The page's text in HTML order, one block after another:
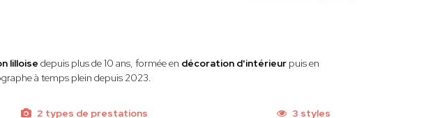
lilloise depuis plus de 10 ans, formée en décoration d'intérieur puis en
à temps plein depuis 2023.
2 types de prestations
3 styles